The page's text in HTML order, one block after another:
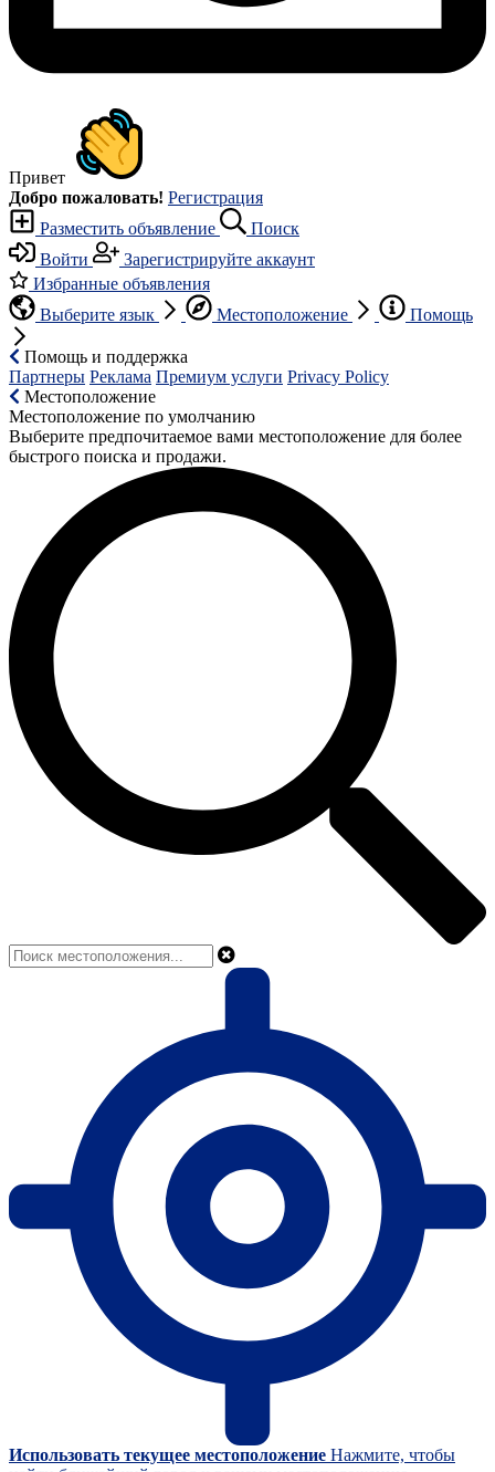
Привет
Добро пожаловать! Регистрация
Разместить объявление
Поиск
Войти
Зарегистрируйте аккаунт
Избранные объявления
Выберите язык
Местоположение Помощь
Помощь и поддержка
Партнеры Реклама Премиум услуги Privacy Policy
Местоположение
Местоположение по умолчанию
Выберите предпочитаемое вами местоположение для более
быстрого поиска и продажи.
Использовать текущее местоположение Нажмите, чтобы